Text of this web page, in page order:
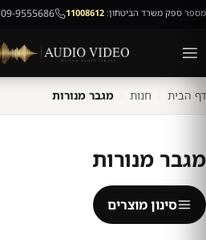
מספר ספק משרד הביטחון: 11008612
09-9555686
דף הבית חנות מגבר מנורות
מגבר מנורות
סינון מוצרים